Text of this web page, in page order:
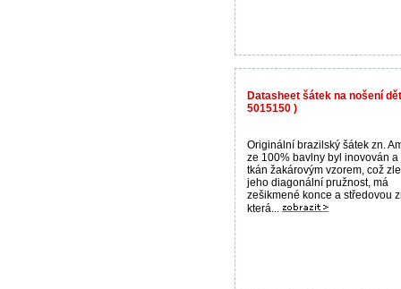
Datasheet šátek na nošení
5015150 )
Originální brazilský šátek zn.
ze 100% bavlny byl inovován a
tkán žakárovým vzorem, což
jeho diagonální pružnost, má
zešikmené konce a středovou
která...